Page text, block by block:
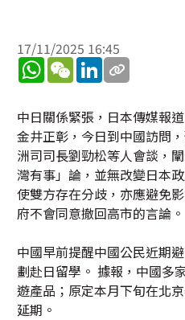
17/11/2025 16:45
WhatsApp
WeChatLinkedIn
中日關係緊張，日本傳媒報
金井正彰，今日到中國訪問
洲司司長劉勁松等人會談，
灣有事」論，並無改變日本
使雙方存在分歧，亦應避免
府不會同意撤回高市的言論。
中國早前提醒中國公民近期
劃赴日留學。 據報，中國多
遊產品；原定本月下旬在北
延期。